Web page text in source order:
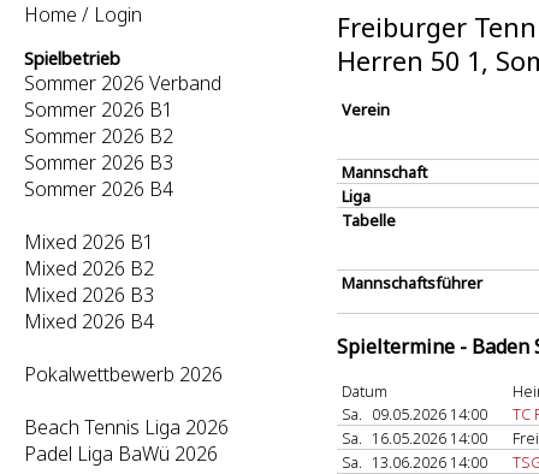
Home / Login
Spielbetrieb
Sommer 2026 Verband
Sommer 2026 B1
Sommer 2026 B2
Sommer 2026 B3
Sommer 2026 B4
Mixed 2026 B1
Mixed 2026 B2
Mixed 2026 B3
Mixed 2026 B4
Pokalwettbewerb 2026
Beach Tennis Liga 2026
Padel Liga BaWü 2026
Freiburger
Herren 50 1,
Verein
Mannschaft
Liga
Tabelle
Mannschaftsführer
Spieltermine - Baden
Datum
Sa. 09.05.2026 14:00
TC
Sa. 16.05.2026 14:00
Sa. 13.06.2026 14:00